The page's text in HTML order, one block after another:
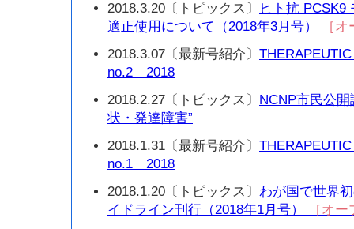
2018.3.20〔トピックス〕
ヒト抗 PCSK9
適正使用について（2018年3月号）
［
2018.3.07〔最新号紹介〕
no.2 2018
2018.2.27〔トピックス〕 NCNP市民公
状・発達障害”
2018.1.31〔最新号紹介〕
no.1 2018
2018.1.20〔トピックス〕 わが国で世界
イドライン刊行（2018年1月号）
［オ